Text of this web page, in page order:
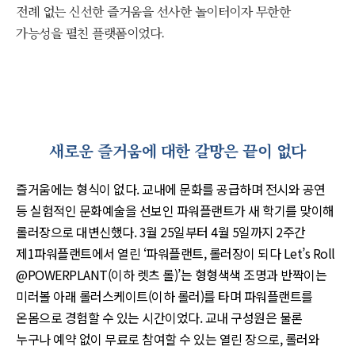
전례 없는 신선한 즐거움을 선사한 놀이터이자 무한한
가능성을 펼친 플랫폼이었다.
새로운 즐거움에 대한 갈망은 끝이 없다
즐거움에는 형식이 없다. 교내에 문화를 공급하며 전시와 공연
등 실험적인 문화예술을 선보인 파워플랜트가 새 학기를 맞이해
롤러장으로 대변신했다. 3월 25일부터 4월 5일까지 2주간
제1파워플랜트에서 열린 ‘파워플랜트, 롤러장이 되다 Let’s Roll
@POWERPLANT(이하 렛츠 롤)’는 형형색색 조명과 반짝이는
미러볼 아래 롤러스케이트(이하 롤러)를 타며 파워플랜트를
온몸으로 경험할 수 있는 시간이었다. 교내 구성원은 물론
누구나 예약 없이 무료로 참여할 수 있는 열린 장으로, 롤러와